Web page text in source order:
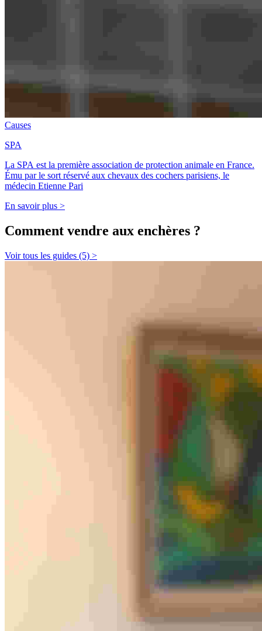
Causes
SPA
La SPA est la première association de protection animale en France.
Ému par le sort réservé aux chevaux des cochers parisiens, le
médecin Etienne Pari
En savoir plus >
Comment vendre aux enchères ?
Voir tous les guides (5) >